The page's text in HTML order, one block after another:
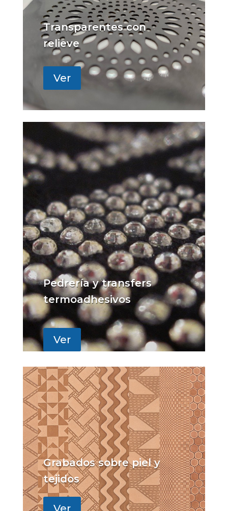
Transparentes con
relieve
Ver
Pedrería y transfers
termoadhesivos
Ver
Grabados sobre piel y
tejidos
Ver